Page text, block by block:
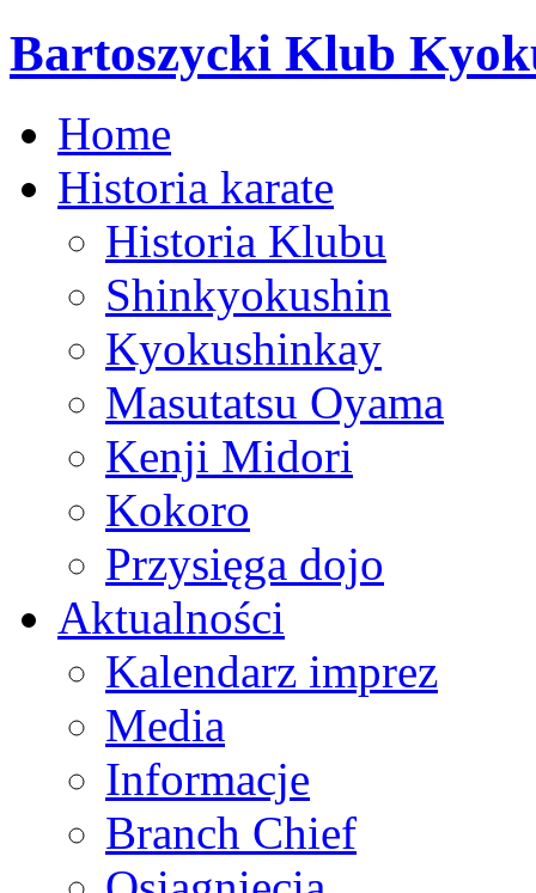
Bartoszycki Klub
Home
Historia karate
Historia Klubu
Shinkyokushin
Kyokushinkay
Masutatsu Oyama
Kenji Midori
Kokoro
Przysięga dojo
Aktualności
Kalendarz imprez
Media
Informacje
Branch Chief